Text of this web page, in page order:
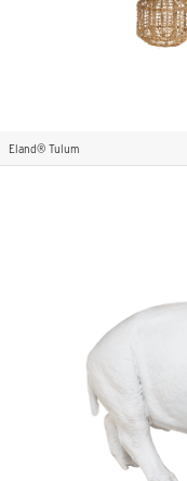
Eland® Tulum